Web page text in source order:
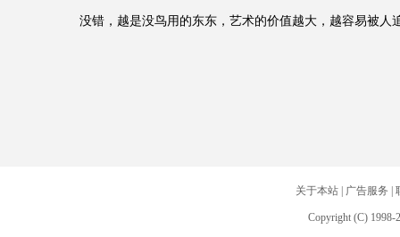
没错，越是没鸟用的东东，艺术的价值越大，越容易被人
关于本站| 广告服务
Copyright (C) 1998-